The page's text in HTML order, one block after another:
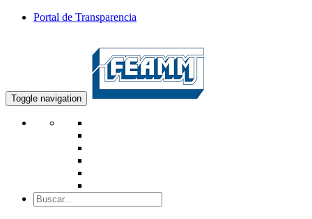
Portal de Transparencia
Toggle navigation